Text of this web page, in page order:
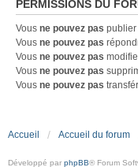
PERMISSIONS DU
Vous ne pouvez pas publier
Vous ne pouvez pas
Vous ne pouvez pas
Vous ne pouvez pas
Vous ne pouvez pas
Accueil Accueil du forum
Développé par phpBB® Forum